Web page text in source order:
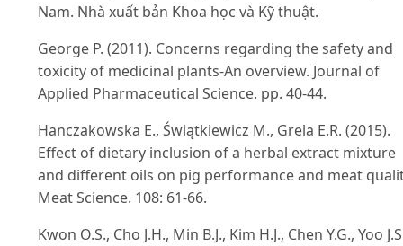
Nam. Nhà xuất bản Khoa học và Kỹ thuật.
George P. (2011). Concerns regarding the safety and
toxicity of medicinal plants-An overview. Journal of
Applied Pharmaceutical Science. pp. 40-44.
Hanczakowska E., Świątkiewicz M., Grela E.R. (2015).
Effect of dietary inclusion of a herbal extract mixture
and different oils on pig performance and meat
Meat Science. 108: 61-66.
Kwon O.S., Cho J.H., Min B.J., Kim H.J., Chen Y.G., Yoo